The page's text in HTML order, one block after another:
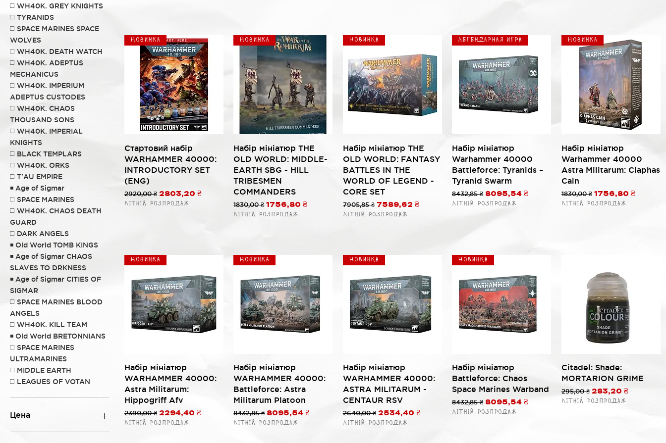
◻️ WH40K. GREY KNIGHTS
◻️ TYRANIDS
◻️ SPACE MARINES SPACE
WOLVES
◻️ WH40K. DEATH WATCH
◻️ WH40K. ADEPTUS
MECHANICUS
◻️ WH40K. IMPERIUM
ADEPTUS CUSTODES
◻️ WH40K. CHAOS
THOUSAND SONS
◻️ WH40K. IMPERIAL
KNIGHTS
◻️ BLACK TEMPLARS
◻️ WH40K. ORKS
◻️ T'AU EMPIRE
◾️ Age of Sigmar
◻️ SPACE MARINES
◻️ WH40K. CHAOS DEATH
GUARD
◻️ DARK ANGELS
◾️ Old World TOMB KINGS
◾️ Age of Sigmar CHAOS
SLAVES TO DRKNESS
◾️ Age of Sigmar CITIES OF
SIGMAR
◻️ SPACE MARINES BLOOD
ANGELS
◻️ WH40K. KILL TEAM
◾️ Old World BRETONNIANS
◻️ SPACE MARINES
ULTRAMARINES
◻️ MIDDLE EARTH
◻️ LEAGUES OF VOTAN
Цена
Быстрый просмотр
Новинка
Стартовий набір
WARHAMMER 40000:
INTRODUCTORY SET
(ENG)
Обычная цена
2920,00 ₴ Цена со скидкой
2803,20 ₴
Літній розпродаж
Быстрый просмотр
Новинка
Набір мініатюр THE
OLD WORLD: MIDDLE-
EARTH SBG - HILL
TRIBESMEN
COMMANDERS
Обычная цена
1830,00 ₴ Цена со скидкой
1756,80 ₴
Літній розпродаж
Быстрый просмотр
Новинка
Набір мініатюр THE
OLD WORLD: FANTASY
BATTLES IN THE
WORLD OF LEGEND -
CORE SET
Обычная цена
7905,85 ₴ Цена со скидкой
7589,62 ₴
Літній розпродаж
Быстрый просмотр
Легендарная игра
Набір мініатюр
Warhammer 40000
Battleforce: Tyranids –
Tyranid Swarm
Обычная цена
8432,85 ₴ Цена со скидкой
8095,54 ₴
Літній розпродаж
Быстрый просмотр
Новинка
Набір мініатюр
Warhammer 40000
Astra Militarum: Ciaphas
Cain
Обычная цена
1830,00 ₴ Цена со скидкой
1756,80 ₴
Літній розпродаж
Быстрый просмотр
Новинка
Набір мініатюр
WARHAMMER 40000:
Astra Militarum:
Hippogriff Afv
Обычная цена
2390,00 ₴ Цена со скидкой
2294,40 ₴
Літній розпродаж
Быстрый просмотр
Новинка
Набір мініатюр
WARHAMMER 40000:
Battleforce: Astra
Militarum Platoon
Обычная цена
8432,85 ₴ Цена со скидкой
8095,54 ₴
Літній розпродаж
Быстрый просмотр
Новинка
Набір мініатюр
WARHAMMER 40000:
ASTRA MILITARUM -
CENTAUR RSV
Обычная цена
2640,00 ₴ Цена со скидкой
2534,40 ₴
Літній розпродаж
Быстрый просмотр
Новинка
Набір мініатюр
Battleforce: Chaos
Space Marines Warband
Обычная цена
8432,85 ₴ Цена со скидкой
8095,54 ₴
Літній розпродаж
Быстрый просмотр
Citadel: Shade:
MORTARION GRIME
Обычная цена
295,00 ₴ Цена со скидкой
283,20 ₴
Літній розпродаж